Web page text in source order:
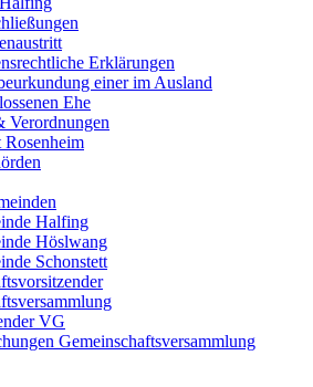
Erklärungen
einer im Ausland
Ehe
Verordnungen
Rosenheim
Halfing
Höslwang
Schonstett
VG
Gemeinschaftsversammlung